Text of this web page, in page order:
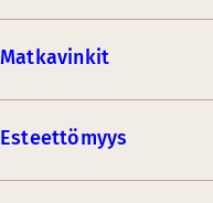
Matkavinkit
Esteettömyys